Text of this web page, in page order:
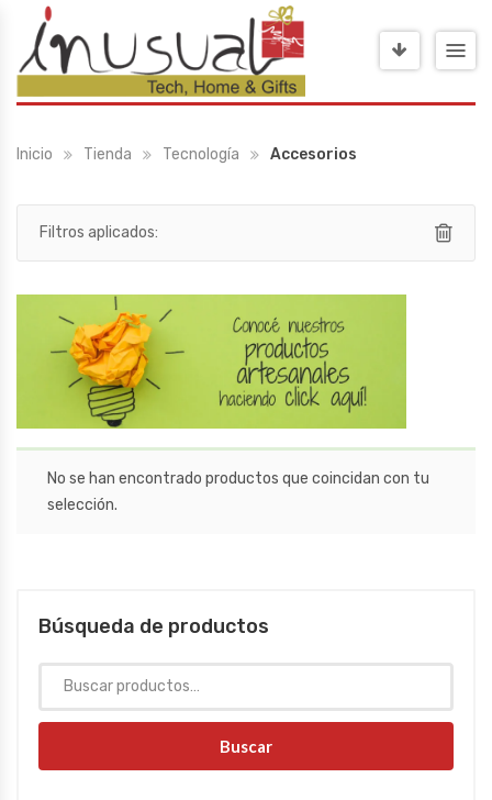
Inicio Tienda Tecnología Accesorios
Filtros aplicados:
No se han encontrado productos que coincidan con tu
selección.
Búsqueda de productos
Buscar